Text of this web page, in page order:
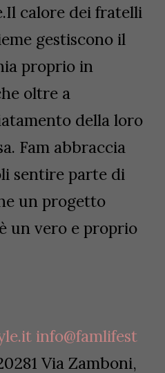
calore dei fratelli
gestiscono il
proprio in
oltre a
della loro
Fam abbraccia
sentire parte di
un progetto
un vero e proprio
info@famlifest
Via Zamboni,